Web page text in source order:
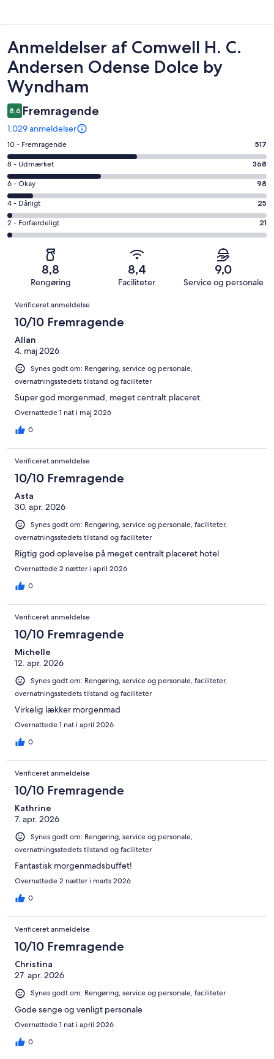
Anmeldelser
Anmeldelser af Comwell H. C.
Andersen Odense Dolce by
Wyndham
8,6 Fremragende
1.029 anmeldelser
Bedømmelse
på
10
−
Fremragende.
517
af
i
anmeldelser
10 - Fremragende 517
Bedømmelse
på
8
−
Udmærket.
368
8 - Udmærket 368
Bedømmelse
på
6
−
Okay.
1029
6 - Okay 98
Bedømmelse
på
4
alt
1029
4 - Dårligt 25
Bedømmelse
på
Forfærdeligt.
af
alt
1029
anmeldelser
2 - Forfærdeligt 21
8,8
Rengøring
8,4
Faciliteter
9,0
Service og personale
Anmeldelser
Verificeret anmeldelse
10/10 Fremragende
Allan
4. maj 2026
Synes godt om: Rengøring, service og personale,
overnatningsstedets tilstand og faciliteter
Super god morgenmad, meget centralt placeret.
Overnattede 1 nat i maj 2026
0
Verificeret anmeldelse
10/10 Fremragende
Asta
30. apr. 2026
Synes godt om: Rengøring, service og personale, faciliteter,
overnatningsstedets tilstand og faciliteter
Rigtig god oplevelse på meget centralt placeret hotel
Overnattede 2 nætter i april 2026
0
Verificeret anmeldelse
10/10 Fremragende
Michelle
12. apr. 2026
Synes godt om: Rengøring, service og personale, faciliteter,
overnatningsstedets tilstand og faciliteter
Virkelig lækker morgenmad
Overnattede 1 nat i april 2026
0
Verificeret anmeldelse
10/10 Fremragende
Kathrine
7. apr. 2026
Synes godt om: Rengøring, service og personale,
overnatningsstedets tilstand og faciliteter
Fantastisk morgenmadsbuffet!
Overnattede 2 nætter i marts 2026
0
Verificeret anmeldelse
10/10 Fremragende
Christina
27. apr. 2026
Synes godt om: Rengøring, service og personale, faciliteter
Gode senge og venligt personale
Overnattede 1 nat i april 2026
0